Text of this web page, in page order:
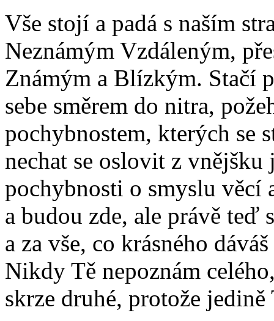
Vše stojí a padá s naším
Neznámým Vzdáleným,
Známým a Blízkým. Stačí
sebe směrem do nitra,
pochybnostem, kterých se
nechat se oslovit z vnějšku
pochybnosti o smyslu věcí
a budou zde, ale právě teď
a za vše, co krásného
Nikdy Tě nepoznám
skrze druhé, protože